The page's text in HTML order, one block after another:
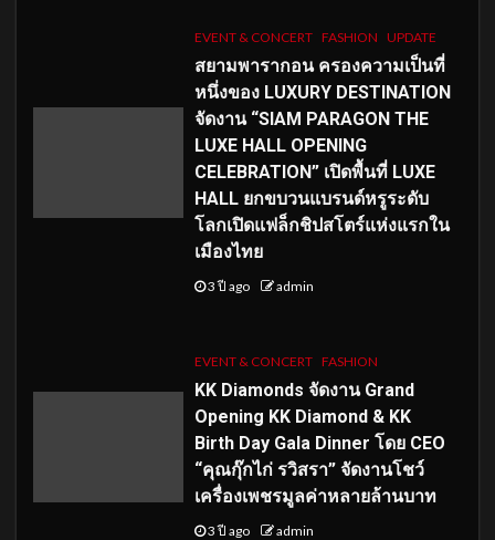
EVENT & CONCERT FASHION UPDATE
สยามพารากอน ครองความเป็นที่
หนึ่งของ LUXURY DESTINATION
จัดงาน “SIAM PARAGON THE
LUXE HALL OPENING
CELEBRATION” เปิดพื้นที่ LUXE
HALL ยกขบวนแบรนด์หรูระดับ
โลกเปิดแฟล็กชิปสโตร์แห่งแรกใน
เมืองไทย
3 ปี ago admin
EVENT & CONCERT FASHION
KK Diamonds จัดงาน Grand
Opening KK Diamond & KK
Birth Day Gala Dinner โดย CEO
“คุณกุ๊กไก่ รวิสรา” จัดงานโชว์
เครื่องเพชรมูลค่าหลายล้านบาท
3 ปี ago admin